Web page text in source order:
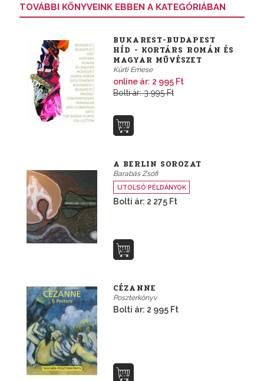
TOVÁBBI KÖNYVEINK EBBEN A KATEGÓRIÁBAN
BUKAREST-BUDAPEST
HÍD - KORTÁRS ROMÁN ÉS
MAGYAR MŰVÉSZET
Kürti Emese
online ár: 2 995 Ft
Bolti ár: 3 995 Ft
A BERLIN SOROZAT
Barabás Zsófi
UTOLSÓ PÉLDÁNYOK
Bolti ár: 2 275 Ft
CÉZANNE
Poszterkönyv
Bolti ár: 2 995 Ft